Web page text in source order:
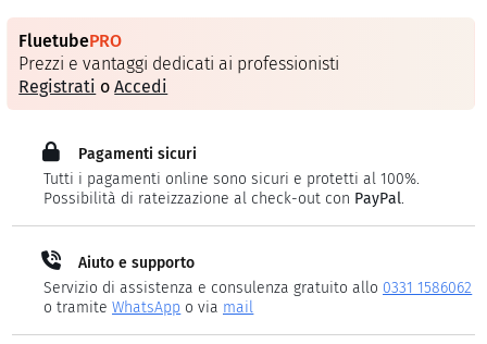
FluetubePRO
Prezzi e vantaggi dedicati ai professionisti
Registrati oAccedi
Pagamenti sicuri
Tutti i pagamenti online sono sicuri e protetti al 100%.
Possibilità di rateizzazione al check-out con PayPal.
Aiuto e supporto
Servizio di assistenza e consulenza gratuito allo 0331 1586062
o tramiteWhatsApp o via mail